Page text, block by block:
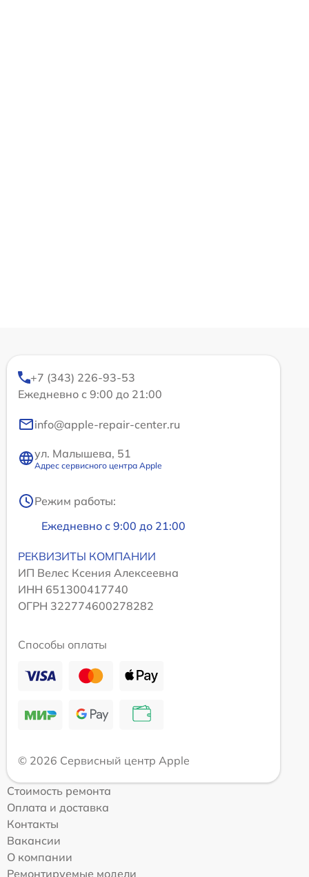
+7 (343) 226-93-53
Ежедневно с 9:00 до 21:00
info@apple-repair-center.ru
ул. Малышева, 51
Адрес сервисного центра Apple
Режим работы:
Ежедневно с 9:00 до 21:00
РЕКВИЗИТЫ КОМПАНИИ
ИП Велес Ксения Алексеевна
ИНН 651300417740
ОГРН 322774600278282
Способы оплаты
© 2026 Сервисный центр Apple
Стоимость ремонта
Оплата и доставка
Контакты
Вакансии
О компании
Ремонтируемые модели